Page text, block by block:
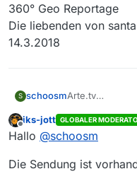
360° Geo Reportage
Die liebenden von
14.3.2018
S schoosmArte.tv
Die liebenden
14.3.2018
Offline
iks-jott GLOBALER
Hallo @schoosm
Die Sendung ist